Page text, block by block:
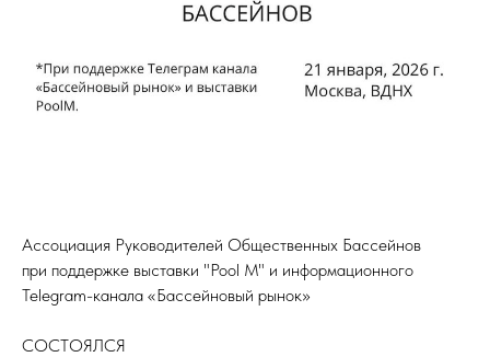
Ассоциация Руководителей Общественных Бассейнов
при поддержке выставки "Pool М" и информационного
Telegram-канала «Бассейновый рынок»
СОСТОЯЛСЯ